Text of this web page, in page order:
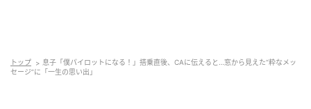
かそこに自分宛てのメッセージが描かれるとは。さぞ
かし嬉しかったでしょうね。
トップ
息子「僕パイロットになる！」搭乗直後、CAに伝えると…窓から見えた“粋なメッ
セージ”に「一生の思い出」